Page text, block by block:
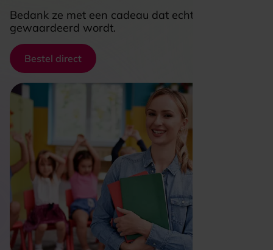
Bedank ze met een cadeau dat echt
gewaardeerd wordt.
Bestel direct